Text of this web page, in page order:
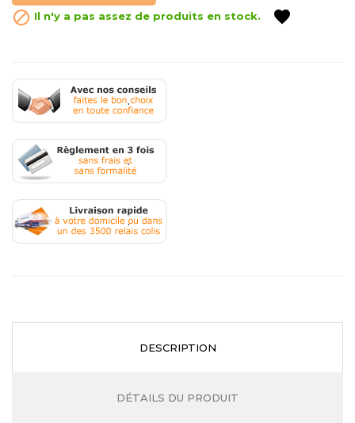
 Il n'y a pas assez de produits en stock. favorite
.
.
.
DESCRIPTION
DÉTAILS DU PRODUIT